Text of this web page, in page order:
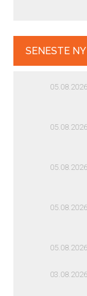
SENESTE
05.08.2026
05.08.2026
05.08.2026
05.08.2026
05.08.2026
03.08.2026